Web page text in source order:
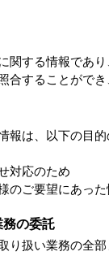
関する情報であ
合することがで
報は、以下の目的
対応のため
のご要望にあっ
の委託
り扱い業務の全